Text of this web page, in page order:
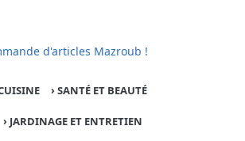
d'articles Mazroub !
› SANTÉ ET BEAUTÉ
› JARDINAGE ET ENTRETIEN